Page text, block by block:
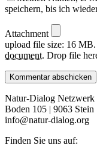
speichern, bis ich
Attachment
upload file size: 16 MB.
document. Drop file
Natur-Dialog Netzwerk
Boden 105 | 9063 Stein
info@natur-dialog.org
Finden Sie uns auf: